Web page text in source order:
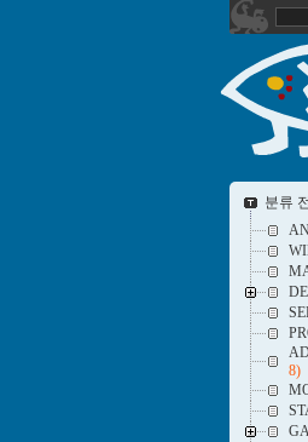
분류
8)